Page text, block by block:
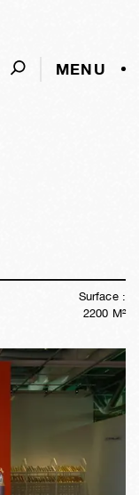
MENU
Surface :
2200 M²